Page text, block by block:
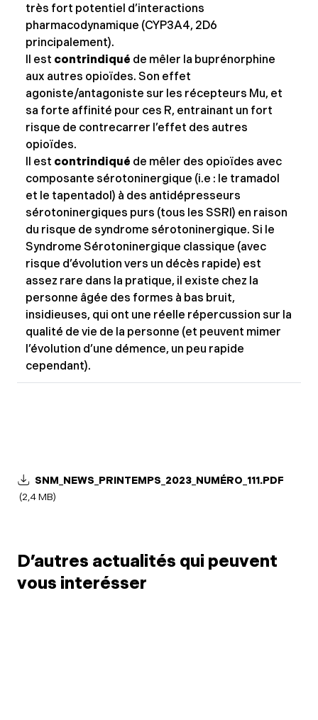
très fort potentiel d’interactions
pharmacodynamique (CYP3A4, 2D6
principalement).
Il est contrindiqué de mêler la buprénorphine
aux autres opioïdes. Son effet
agoniste/antagoniste sur les récepteurs Mu, et
sa forte affinité pour ces R, entrainant un fort
risque de contrecarrer l’effet des autres
opioïdes.
Il est contrindiqué de mêler des opioïdes avec
composante sérotoninergique (i.e : le tramadol
et le tapentadol) à des antidépresseurs
sérotoninergiques purs (tous les SSRI) en raison
du risque de syndrome sérotoninergique. Si le
Syndrome Sérotoninergique classique (avec
risque d’évolution vers un décès rapide) est
assez rare dans la pratique, il existe chez la
personne âgée des formes à bas bruit,
insidieuses, qui ont une réelle répercussion sur la
qualité de vie de la personne (et peuvent mimer
l’évolution d’une démence, un peu rapide
cependant).
SNM_NEWS_PRINTEMPS_2023_NUMÉRO_111.PDF
(2,4 MB)
D’autres actualités qui peuvent
vous interésser